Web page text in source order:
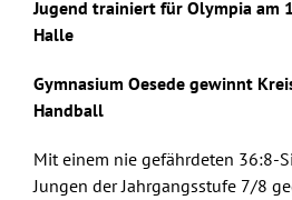
Jugend trainiert für Olympia am
Halle
Gymnasium Oesede gewinnt
Handball
Mit einem nie gefährdeten 36:8-
Jungen der Jahrgangsstufe 7/8